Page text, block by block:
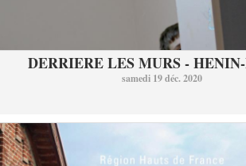
DERRIERE LES MURS -
samedi 19 déc. 2020